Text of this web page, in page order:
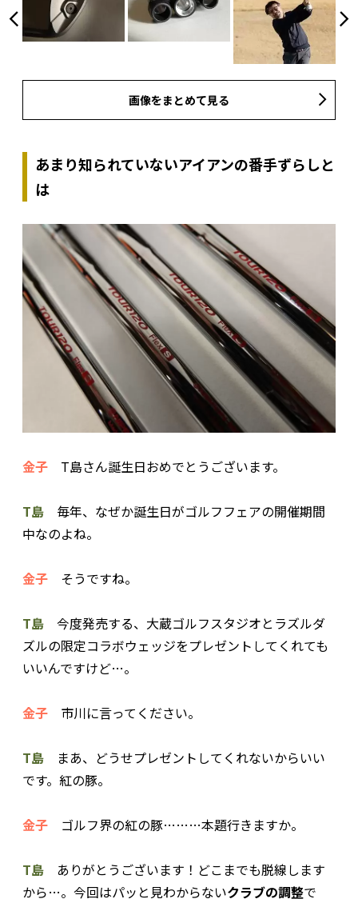
画像をまとめて見る
あまり知られていないアイアンの番手ずらしと
は
金子 T島さん誕生日おめでとうございます。
T島 毎年、なぜか誕生日がゴルフフェアの開催期間
中なのよね。
金子 そうですね。
T島 今度発売する、大蔵ゴルフスタジオとラズルダ
ズルの限定コラボウェッジをプレゼントしてくれても
いいんですけど…。
金子 市川に言ってください。
T島 まあ、どうせプレゼントしてくれないからいい
です。紅の豚。
金子 ゴルフ界の紅の豚………本題行きますか。
T島 ありがとうございます！どこまでも脱線します
から…。今回はパッと見わからないクラブの調整で